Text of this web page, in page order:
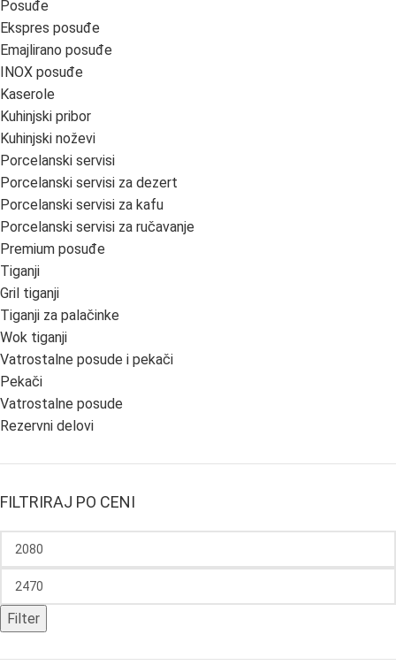
Posuđe
Ekspres posuđe
Emajlirano posuđe
INOX posuđe
Kaserole
Kuhinjski pribor
Kuhinjski noževi
Porcelanski servisi
Porcelanski servisi za dezert
Porcelanski servisi za kafu
Porcelanski servisi za ručavanje
Premium posuđe
Tiganji
Gril tiganji
Tiganji za palačinke
Wok tiganji
Vatrostalne posude i pekači
Pekači
Vatrostalne posude
Rezervni delovi
FILTRIRAJ PO CENI
Filter